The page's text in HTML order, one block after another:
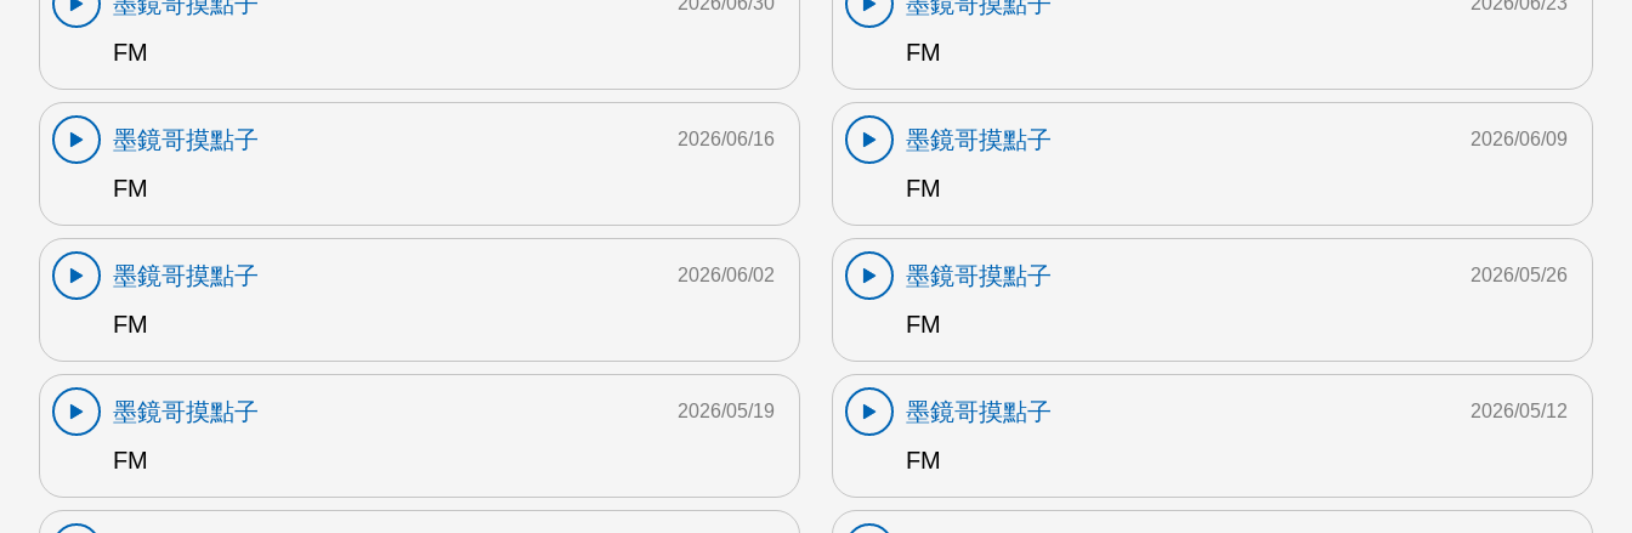
FM
FM
墨鏡哥摸點子
FM
2026/06/16
墨鏡哥摸點子
FM
2026/06/09
墨鏡哥摸點子
FM
2026/06/02
墨鏡哥摸點子
FM
2026/05/26
墨鏡哥摸點子
FM
2026/05/19
墨鏡哥摸點子
FM
2026/05/12